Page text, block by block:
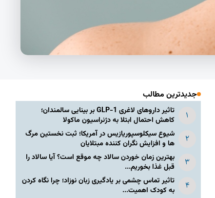
جدیدترین مطالب
تاثیر داروهای لاغری GLP-1 بر بینایی سالمندان؛
کاهش احتمال ابتلا به دژنراسیون ماکولا
شیوع سیکلوسپوریازیس در آمریکا؛ ثبت نخستین مرگ
ها و افزایش نگران کننده مبتلایان
بهترین زمان خوردن سالاد چه موقع است؟ آیا سالاد را
قبل غذا بخوریم...
تاثیر تماس چشمی بر یادگیری زبان نوزاد؛ چرا نگاه کردن
به کودک اهمیت...